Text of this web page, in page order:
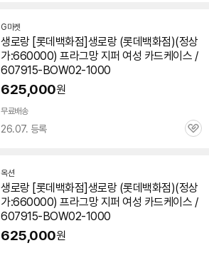
G마켓
생로랑 [롯데백화점]생로랑 (롯데백화점)(정상
가:660000) 프라그망 지퍼 여성 카드케이스 /
607915-BOW02-1000
625,000원
무료배송
26.07. 등록
관
옥션
생로랑 [롯데백화점]생로랑 (롯데백화점)(정상
가:660000) 프라그망 지퍼 여성 카드케이스 /
607915-BOW02-1000
625,000원